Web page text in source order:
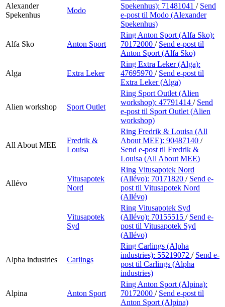
Alexander
Spekenhus
Modo
Spekenhus): 71481041 / Send
e-post til Modo (Alexander
Spekenhus)
Alfa Sko Anton Sport
Ring Anton Sport (Alfa Sko):
70172000 / Send e-post til
Anton Sport (Alfa Sko)
Alga Extra Leker
Ring Extra Leker (Alga):
47695970 / Send e-post til
Extra Leker (Alga)
Alien workshop Sport Outlet
Ring Sport Outlet (Alien
workshop): 47791414 / Send
e-post til Sport Outlet (Alien
workshop)
All About MEE
Fredrik &
Louisa
Ring Fredrik & Louisa (All
About MEE): 90487140 /
Send e-post til Fredrik &
Louisa (All About MEE)
Allévo
Vitusapotek
Nord
Ring Vitusapotek Nord
(Allévo): 70171820 / Send e-
post til Vitusapotek Nord
(Allévo)
Vitusapotek
Syd
Ring Vitusapotek Syd
(Allévo): 70155515 / Send e-
post til Vitusapotek Syd
(Allévo)
Alpha industries Carlings
Ring Carlings (Alpha
industries): 55219072 / Send e-
post til Carlings (Alpha
industries)
Alpina Anton Sport
Ring Anton Sport (Alpina):
70172000 / Send e-post til
Anton Sport (Alpina)